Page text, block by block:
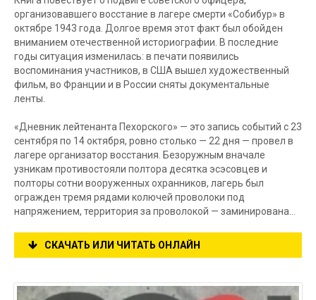
организовавшего восстание в лагере смерти «Собибур» в
октябре 1943 года. Долгое время этот факт был обойден
вниманием отечественной историографии. В последние
годы ситуация изменилась: в печати появились
воспоминания участников, в США вышел художественный
фильм, во Франции и в России сняты документальные
ленты.
«Дневник лейтенанта Пехорского» — это запись событий с 23
сентября по 14 октября, ровно столько — 22 дня — провел в
лагере организатор восстания. Безоружным вначале
узникам противостояли полтора десятка эсэсовцев и
полторы сотни вооруженных охранников, лагерь был
огражден тремя рядами колючей проволоки под
напряжением, территория за проволокой — заминирована…
СКАЧАТЬ ИЛИ ЧИТАТЬ ОНЛАЙН